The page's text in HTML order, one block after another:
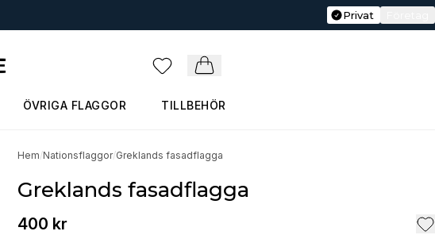
Privat
ÖVRIGA FLAGGOR TILLBEHÖR
Hem/Nationsflaggor/Greklands fasadflagga
Greklands fasadflagga
400 kr